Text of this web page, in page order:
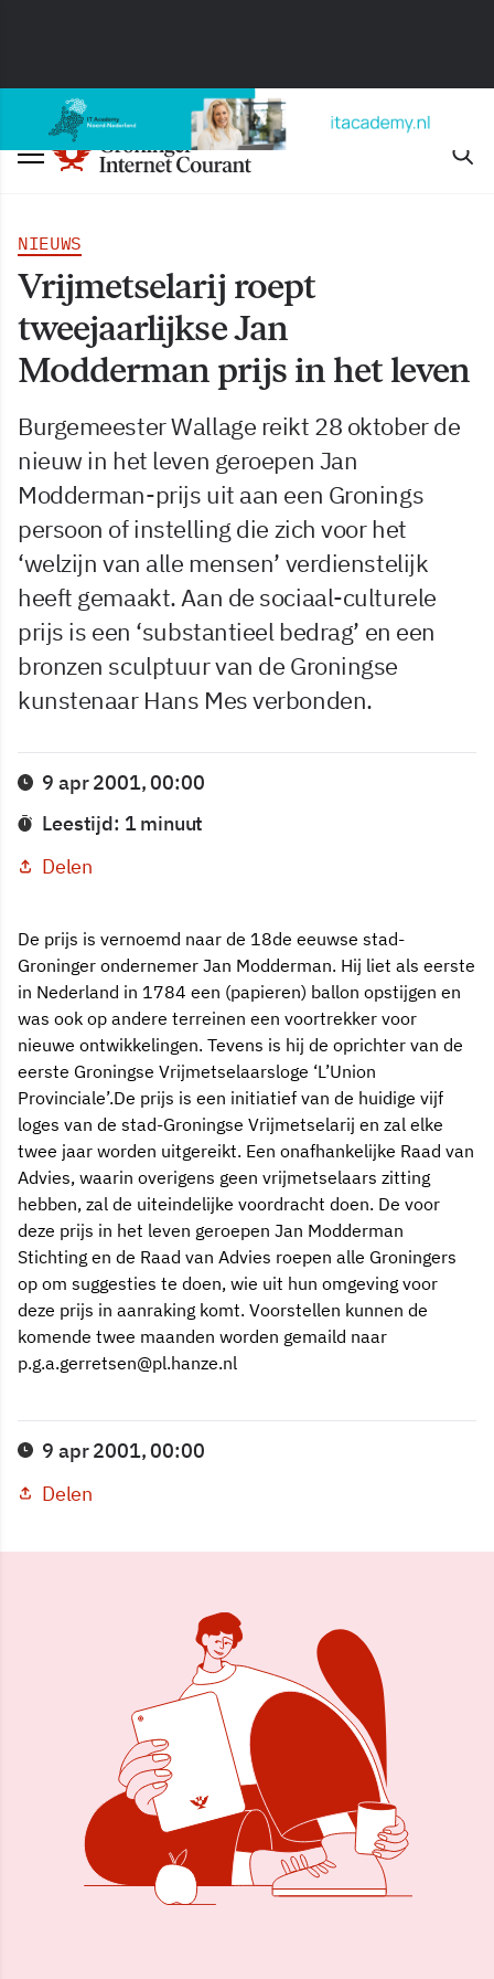
NIEUWS
Vrijmetselarij roept
tweejaarlijkse Jan
Modderman prijs in het leven
Burgemeester Wallage reikt 28 oktober de
nieuw in het leven geroepen Jan
Modderman-prijs uit aan een Gronings
persoon of instelling die zich voor het
‘welzijn van alle mensen’ verdienstelijk
heeft gemaakt. Aan de sociaal-culturele
prijs is een ‘substantieel bedrag’ en een
bronzen sculptuur van de Groningse
kunstenaar Hans Mes verbonden.
9 apr 2001, 00:00
Leestijd: 1 minuut
Delen
De prijs is vernoemd naar de 18de eeuwse stad-
Groninger ondernemer Jan Modderman. Hij liet als eerste
in Nederland in 1784 een (papieren) ballon opstijgen en
was ook op andere terreinen een voortrekker voor
nieuwe ontwikkelingen. Tevens is hij de oprichter van de
eerste Groningse Vrijmetselaarsloge ‘L’Union
Provinciale’.De prijs is een initiatief van de huidige vijf
loges van de stad-Groningse Vrijmetselarij en zal elke
twee jaar worden uitgereikt. Een onafhankelijke Raad van
Advies, waarin overigens geen vrijmetselaars zitting
hebben, zal de uiteindelijke voordracht doen. De voor
deze prijs in het leven geroepen Jan Modderman
Stichting en de Raad van Advies roepen alle Groningers
op om suggesties te doen, wie uit hun omgeving voor
deze prijs in aanraking komt. Voorstellen kunnen de
komende twee maanden worden gemaild naar
p.g.a.gerretsen@pl.hanze.nl
9 apr 2001, 00:00
Delen